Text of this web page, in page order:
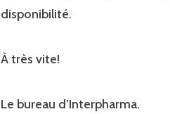
disponibilité.
À très vite!
Le bureau d’Interpharma.